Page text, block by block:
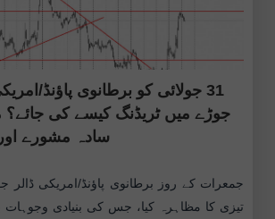
31 جولائی کو برطانوی پاؤنڈ/
جوڑے میں ٹریڈنگ کیسے کی جائے؟
سادہ مشورے اور
جمعرات کے روز برطانوی پاؤنڈ/امریکی ڈالر
تیزی کا مظاہرہ کیا، جس کی بنیادی وجوہات